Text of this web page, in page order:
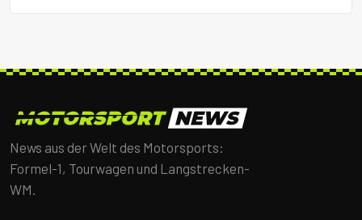
News aus der Welt des Motorsports:
Formel-1, Tourwagen und Langstrecken-
WM.